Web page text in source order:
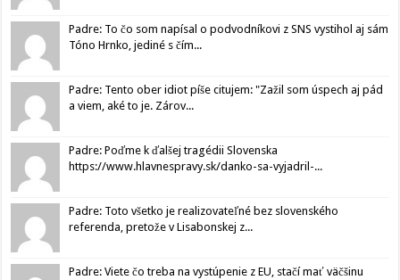
Padre: To čo som napísal o podvodníkovi z SNS vystihol aj sám
Tóno Hrnko, jediné s čím...
Padre: Tento ober idiot píše citujem: "Zažil som úspech aj pád
a viem, aké to je. Zárov...
Padre: Poďme k ďalšej tragédii Slovenska
https://www.hlavnespravy.sk/danko-sa-vyjadril-...
Padre: Toto všetko je realizovateľné bez slovenského
referenda, pretože v Lisabonskej z...
Padre: Viete čo treba na vystúpenie z EU, stačí mať väčšinu